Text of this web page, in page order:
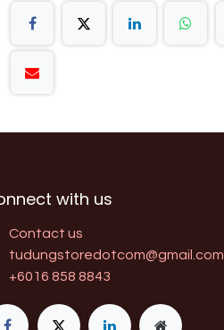
with us
Contact us
tudungstoredotcom@gmail.com
+6016 858 8843